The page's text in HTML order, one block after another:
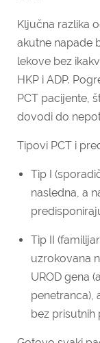
Ključna razlika
akutne napade
lekove bez
HKP i ADP.
PCT pacijente,
dovodi do
Tipovi PCT i
Tip I
nasledna, a
Tip II
uzrokovana
UROD gena
penetranca),
bez prisutnih